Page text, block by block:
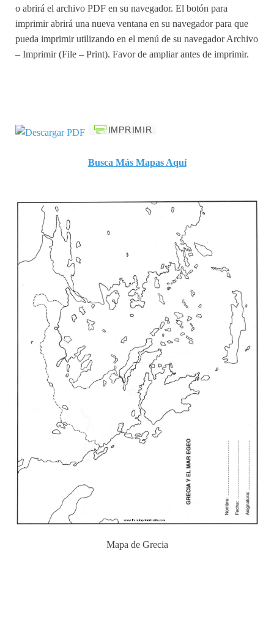
o abrirá el archivo PDF en su navegador. El botón para
imprimir abrirá una nueva ventana en su navegador para que
pueda imprimir utilizando en el menú de su navegador Archivo
– Imprimir (File – Print). Favor de ampliar antes de imprimir.
Busca Más Mapas Aquí
Mapa de Grecia